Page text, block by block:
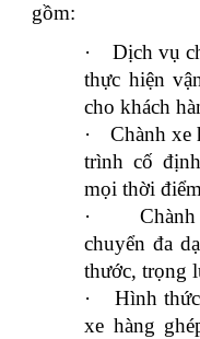
gồm:
·
Dịch vụ
thực hiện
cho khách
·
Chành xe
trình cố
mọi thời
·
chuyển đa
thước, trọng
·
Hình
xe hàng